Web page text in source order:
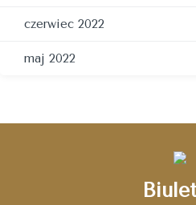
czerwiec 2022
maj 2022